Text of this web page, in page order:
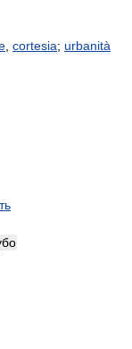
cortesia; urbanità